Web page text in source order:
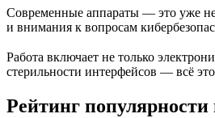
Современные аппараты — это уже
и внимания к вопросам
Работа включает не только
стерильности интерфейсов — всё
Рейтинг